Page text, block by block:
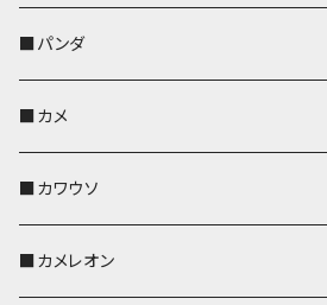
靴下・ミニタオル
財布
その他
ペンホルダー
財布
靴下・ミニタオル
その他
レザートレイ
ペンホルダー
財布
靴下・ミニタオル
レザートレイ
ペンホルダー
ペットボトルホルダー
スマホケース
AppleWatchバンド
レザートレイ
ペンホルダー
靴下・ミニタオル
帆布・デニム
KONBU
ポーチ
AppleWatchバンド
ペンホルダー
レザートレイ
ポーチ
ポシェット・バッグ
帆布・デニム
KONBU
コインケース
AppleWatchバンド
コインケース
レザートレイ
ペンホルダー
ペットボトルホルダー
レザートレイ
ペンホルダー
ペットボトルホルダー
キーケース
メガネケース
レザートレイ
キーケース
ペンホルダー
パスケース
キーケース
コインケース
名刺入れ
IDカードケース
パスケース
名刺入れ・カードケース
メガネケース
パスケース
キーケース
コインケース
メガネケース
その他
■パンダ
■カメ
■カワウソ
■カメレオン